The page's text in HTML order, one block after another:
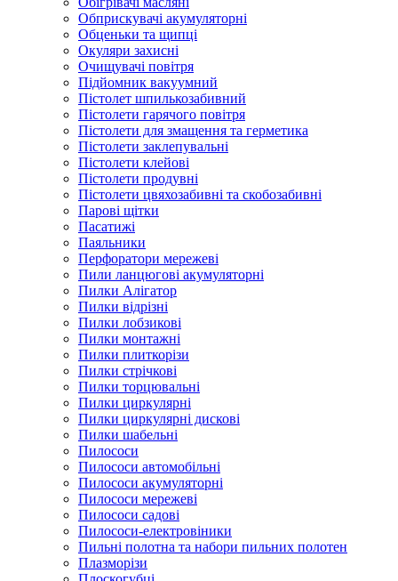
Обприскувачі акумуляторні
Обценьки та щипці
Окуляри захисні
Очищувачі повітря
Підйомник вакуумний
Пістолет шпилькозабивний
Пістолети гарячого повітря
Пістолети для змащення та герметика
Пістолети заклепувальні
Пістолети клейові
Пістолети продувні
Пістолети цвяхозабивні та скобозабивні
Парові щітки
Пасатижі
Паяльники
Перфоратори мережеві
Пили ланцюгові акумуляторні
Пилки Алігатор
Пилки відрізні
Пилки лобзикові
Пилки монтажні
Пилки плиткорізи
Пилки стрічкові
Пилки торцювальні
Пилки циркулярні
Пилки циркулярні дискові
Пилки шабельні
Пилососи
Пилососи автомобільні
Пилососи акумуляторні
Пилососи мережеві
Пилососи садові
Пилососи-електровіники
Пильні полотна та набори пильних полотен
Плазморізи